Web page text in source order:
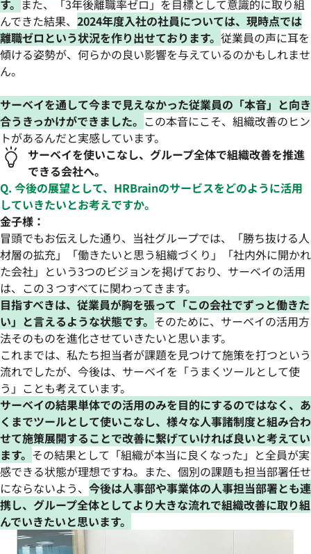
す。 また、「3年後離職率ゼロ」を目標として意識的に取り組
んできた結果、 2024年度入社の社員については、現時点では
離職ゼロという状況を作り出せております。 従業員の声に耳を
傾ける姿勢が、何らかの良い影響を与えているのかもしれませ
ん。
サーベイを通して今まで見えなかった従業員の「本音」と向き
合うきっかけができました。 この本音にこそ、組織改善のヒン
トがあるんだと実感しています。
サーベイを使いこなし、グループ全体で組織改善を推進
できる会社へ。
Q. 今後の展望として、HRBrainのサービスをどのように活用
していきたいとお考えですか。
金子様：
冒頭でもお伝えした通り、当社グループでは、「勝ち抜ける人
材層の拡充」「働きたいと思う組織づくり」「社内外に開かれ
た会社」という3つのビジョンを掲げており、サーベイの活用
は、この３つすべてに関わってきます。
目指すべきは、従業員が胸を張って「この会社でずっと働きた
い」と言えるような状態です。 そのために、サーベイの活用方
法そのものを進化させていきたいと思います。
これまでは、私たち担当者が課題を見つけて施策を打つという
流れでしたが、今後は、サーベイを「うまくツールとして使
う」ことも考えています。
サーベイの結果単体での活用のみを目的にするのではなく、あ
くまでツールとして使いこなし、様々な人事諸制度と組み合わ
せて施策展開することで改善に繋げていければ良いと考えてい
ます。 その結果として「組織が本当に良くなった」と全員が実
感できる状態が理想ですね。また、個別の課題も担当部署任せ
にならないよう、 今後は人事部や事業体の人事担当部署とも連
携し、グループ全体としてより大きな流れで組織改善に取り組
んでいきたいと思います。